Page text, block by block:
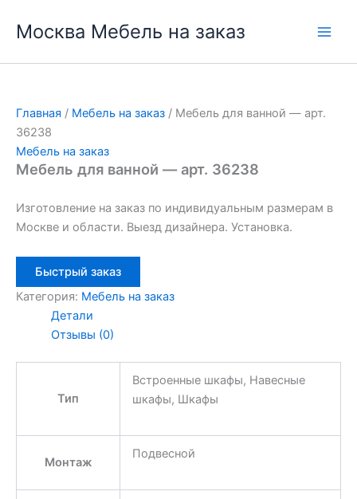
Москва Мебель на заказ
Главная / Мебель на заказ / Мебель для ванной — арт.
36238
Мебель на заказ
Мебель для ванной — арт. 36238
Изготовление на заказ по индивидуальным размерам в
Москве и области. Выезд дизайнера. Установка.
Быстрый заказ
Категория: Мебель на заказ
Детали
Отзывы (0)
Тип
Встроенные шкафы, Навесные
шкафы, Шкафы
Монтаж
Подвесной